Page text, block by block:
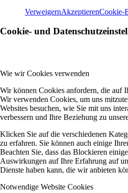
Menü Menü
VerweigernAkzeptierenCookie-
Cookie- und
Wie wir Cookies verwenden
Wir können Cookies anfordern, die auf
Wir verwenden Cookies, um uns
Websites besuchen, wie Sie mit uns
verbessern und Ihre Beziehung zu
Klicken Sie auf die verschiedenen
zu erfahren. Sie können auch einige
Beachten Sie, dass das Blockieren
Auswirkungen auf Ihre Erfahrung auf
Dienste haben kann, die wir anbieten
Notwendige Website Cookies